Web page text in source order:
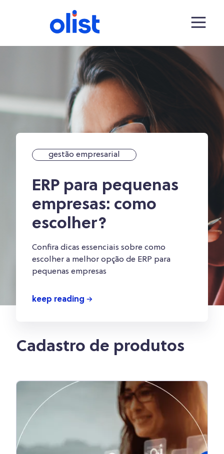
gestão empresarial
ERP para pequenas
empresas: como
escolher?
Confira dicas essenciais sobre como
escolher a melhor opção de ERP para
pequenas empresas
keep reading
Cadastro de produtos